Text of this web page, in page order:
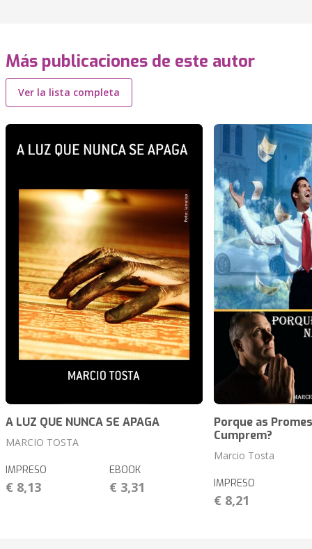
Más publicaciones de este autor
Ver la lista completa
A LUZ QUE NUNCA SE APAGA
MARCIO TOSTA
IMPRESO
€ 8,13
EBOOK
€ 3,31
Porque as
Cumprem?
Marcio Tosta
IMPRESO
€ 8,21